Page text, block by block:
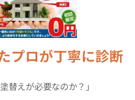
プロが丁寧に診断
替えが必要なのか？」